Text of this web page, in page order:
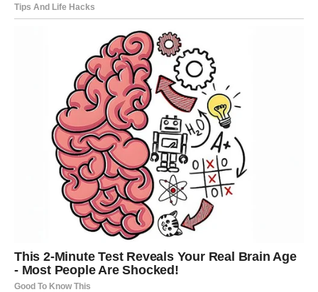
Ono što je najvažnije jeste osećaj rasterećenja. Kao da se
teret skida sa leđa i budžet konačno diše. Bik sada ima
priliku da planira unapred bez straha.
Savjet za Bika: ne bojte se većih ciljeva. Sada je pravo
vreme da postavite temelje za ozbiljno dugoročno
bogatstvo.
OVAN – HRABROST DONOSI
BRZU ZARADU
vas novac dolazi kroz akciju i brzu odluku. Ako budete
čekali – prilika može proći. Ako reagujete – profit može